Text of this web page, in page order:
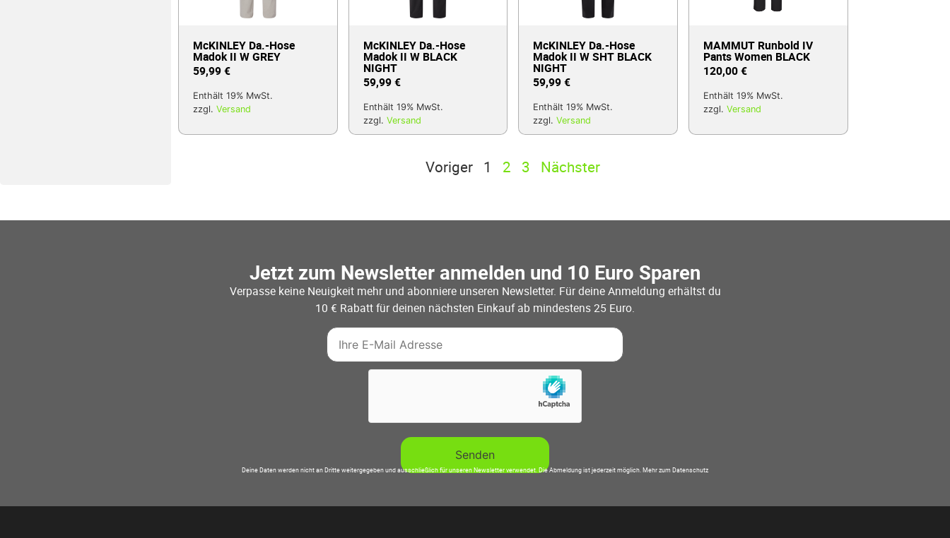
McKINLEY Da.-Hose
Madok II W GREY
59,99€
Enthält 19% MwSt.
zzgl. Versand
McKINLEY Da.-Hose
Madok II W BLACK
NIGHT
59,99€
Enthält 19% MwSt.
zzgl. Versand
McKINLEY Da.-Hose
Madok II W SHT BLACK
NIGHT
59,99€
Enthält 19% MwSt.
zzgl.Versand
MAMMUT Runbold IV
Pants Women BLACK
120,00€
Enthält 19% MwSt.
zzgl. Versand
Voriger 1 2 3 Nächster
Jetzt zum Newsletter anmelden und 10 Euro Sparen
Verpasse keine Neuigkeit mehr und abonniere unseren Newsletter. Für deine Anmeldung erhältst du
10 € Rabatt für deinen nächsten Einkauf ab mindestens 25 Euro.
Deine Daten werden nicht an Dritte weitergegeben und ausschließlich für unseren Newsletter verwendet. Die Abmeldung ist jederzeit möglich.Mehr zum Datenschutz